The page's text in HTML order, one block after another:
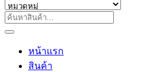
หน้าแรก
สินค้า